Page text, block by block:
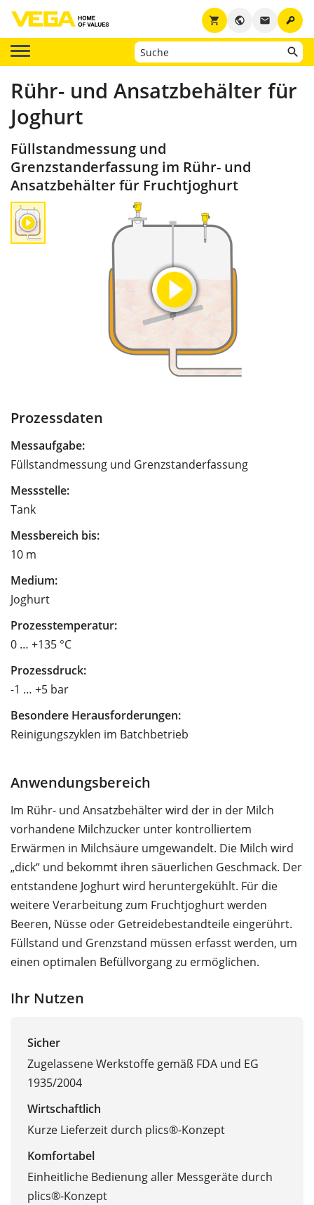
key
email
public
shopping_cart
Rühr- und Ansatzbehälter für
Joghurt
Füllstandmessung und
Grenzstanderfassung im Rühr- und
Ansatzbehälter für Fruchtjoghurt
Prozessdaten
Messaufgabe:
Füllstandmessung und Grenzstanderfassung
Messstelle:
Tank
Messbereich bis:
10 m
Medium:
Joghurt
Prozesstemperatur:
0 … +135 °C
Prozessdruck:
-1 … +5 bar
Besondere Herausforderungen:
Reinigungszyklen im Batchbetrieb
Anwendungsbereich
Im Rühr- und Ansatzbehälter wird der in der Milch
vorhandene Milchzucker unter kontrolliertem
Erwärmen in Milchsäure umgewandelt. Die Milch wird
„dick“ und bekommt ihren säuerlichen Geschmack. Der
entstandene Joghurt wird heruntergekühlt. Für die
weitere Verarbeitung zum Fruchtjoghurt werden
Beeren, Nüsse oder Getreidebestandteile eingerührt.
Füllstand und Grenzstand müssen erfasst werden, um
einen optimalen Befüllvorgang zu ermöglichen.
Ihr Nutzen
Sicher
Zugelassene Werkstoffe gemäß FDA und EG
1935/2004
Wirtschaftlich
Kurze Lieferzeit durch plics®-Konzept
Komfortabel
Einheitliche Bedienung aller Messgeräte durch
plics®-Konzept